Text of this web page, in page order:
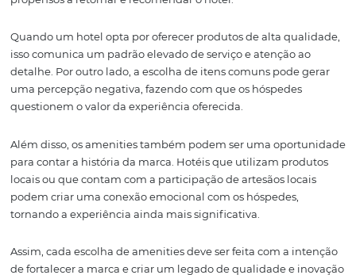
Outro fator a ser considerado é a apresentação dos
forma como os produtos são dispostos e apresentados
influencia a percepção do hóspede. Kits bem
um design atraente e funcional, podem transformar
Por fim, esteja sempre aberto ao feedback dos
Avaliações e sugestões podem fornecer insights valiosos
que funciona e o que pode ser melhorado. Essa
ajudar a refinar continuamente a seleção de amenities,
garantindo que eles sempre atendam às expectativas e
necessidades dos hóspedes.